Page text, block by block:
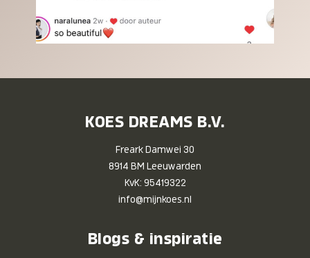
KOES DREAMS B.V.
Freark Damwei 30
8914 BM Leeuwarden
KvK: 95419322
info@mijnkoes.nl
Blogs & inspiratie